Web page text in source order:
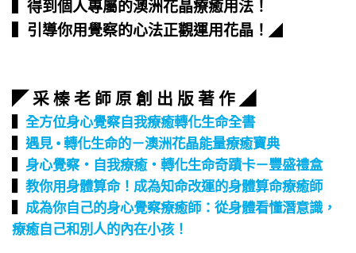
▍得到個人專屬的澳洲花晶療癒用法！
▍引導你用覺察的心法正觀運用花晶！ ◢
◤ 采 榛 老 師 原 創 出 版 著 作 ◢
▍ 全方位身心覺察自我療癒轉化生命全書
▍ 遇見 • 轉化生命的－澳洲花晶能量療癒寶典
▍ 身心覺察‧自我療癒‧轉化生命奇蹟卡－豐盛禮盒
▍ 教你用身體算命！成為知命改運的身體算命療癒師
▍ 成為你自己的身心覺察療癒師：從身體看懂潛意識，
療癒自己和別人的內在小孩！